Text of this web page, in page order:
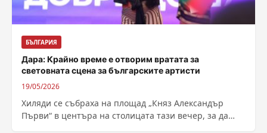
БЪЛГАРИЯ
Дара: Крайно време е отворим вратата за
световната сцена за българските артисти
19/05/2026
Хиляди се събраха на площад „Княз Александър
Първи“ в центъра на столицата тази вечер, за да